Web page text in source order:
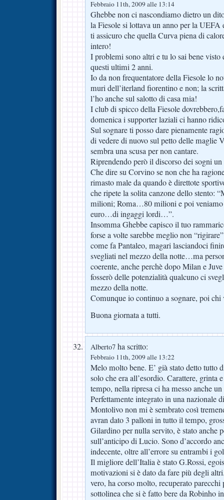
Febbraio 11th, 2009 alle 13:14
Ghebbe non ci nascondiamo dietro un
la Fiesole si lottava un anno per la UEFA
ti assicuro che quella Curva piena di
intero!
I problemi sono altri e tu lo sai bene
questi ultimi 2 anni.
Io da non frequentatore della Fiesole lo
muri dell’iterland fiorentino e non; la
l’ho anche sul salotto di casa mia!
I club di spicco della Fiesole
domenica i supporter laziali ci hanno
Sul sognare ti posso dare pienamente
di vedere di nuovo sul petto delle maglie
sembra una scusa per non cantare.
Riprendendo però il discorso dei sogni
Che dire su Corvino se non che ha
rimasto male da quando è direttote
che ripete la solita canzone dello stento:
milioni; Roma…80 milioni e poi
euro…di ingaggi lordi…”.
Insomma Ghebbe capisco il tuo
forse a volte sarebbe meglio non
come fa Pantaleo, magari lasciandoci
svegliati nel mezzo della notte…ma
coerente, anche perchè dopo Milan e
fosserò delle potenzialità qualcuno ci
mezzo della notte.
Comunque io continuo a sognare, poi
Buona giornata a tutti.
Alberto7 ha scritto:
Febbraio 11th, 2009 alle 13:22
Melo molto bene. E’ già stato detto tutto
solo che era all’esordio. Carattere, grinta
tempo, nella ripresa ci ha messo anche
Perfettamente integrato in una nazionale
Montolivo non mi è sembrato così
avran dato 3 palloni in tutto il tempo,
Gilardino per nulla servito, è stato anche
sull’anticipo di Lucio. Sono d’accordo
indecente, oltre all’errore su entrambi i
Il migliore dell’Italia è stato G.Rossi,
motivazioni si è dato da fare più degli
vero, ha corso molto, recuperato
sottolinea che si è fatto bere da Robinho